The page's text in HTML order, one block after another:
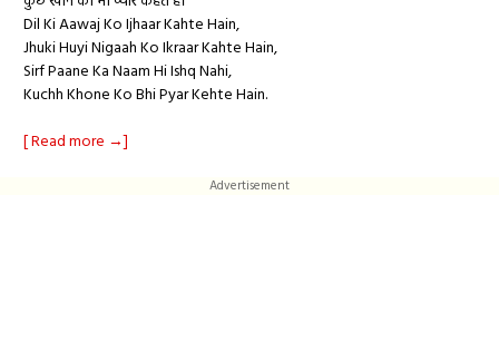
Dil Ki Aawaj Ko Ijhaar Kahte Hain,
Jhuki Huyi Nigaah Ko Ikraar Kahte Hain,
Sirf Paane Ka Naam Hi Ishq Nahi,
Kuchh Khone Ko Bhi Pyar Kehte Hain.
[ Read more →]
Advertisement